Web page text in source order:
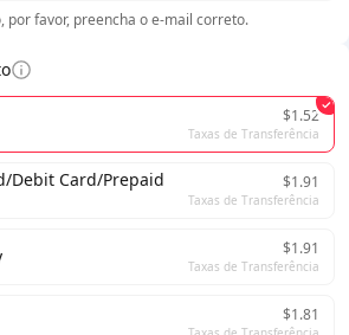
por favor, preencha o e-mail correto.
$1.52
Taxas de Transferência
Debit Card/Prepaid
$1.91
Taxas de Transferência
$1.91
Taxas de Transferência
$1.81